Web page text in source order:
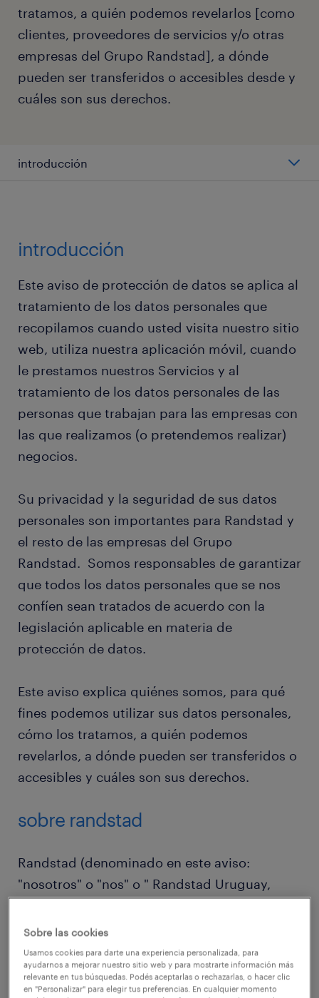
tratamos, a quién podemos revelarlos [como
clientes, proveedores de servicios y/o otras
empresas del Grupo Randstad], a dónde
pueden ser transferidos o accesibles desde y
cuáles son sus derechos.
introducción
visitantes del sitio web
candidatos
colaborador de randstad
relaciones comerciales
tecnologías en RRHH
¿Con quién compartimos tus datos personales?
tus derechos en materia de protección de datos
cambios en este aviso de protección de datos
introducción
Este aviso de protección de datos se aplica al
tratamiento de los datos personales que
recopilamos cuando usted visita nuestro sitio
web, utiliza nuestra aplicación móvil, cuando
le prestamos nuestros Servicios y al
tratamiento de los datos personales de las
personas que trabajan para las empresas con
las que realizamos (o pretendemos realizar)
negocios.
Su privacidad y la seguridad de sus datos
personales son importantes para Randstad y
el resto de las empresas del Grupo
Randstad. Somos responsables de garantizar
que todos los datos personales que se nos
confíen sean tratados de acuerdo con la
legislación aplicable en materia de
protección de datos.
Este aviso explica quiénes somos, para qué
fines podemos utilizar sus datos personales,
cómo los tratamos, a quién podemos
revelarlos, a dónde pueden ser transferidos o
accesibles y cuáles son sus derechos.
sobre randstad
Randstad (denominado en este aviso:
"nosotros" o "nos" o " Randstad Uruguay,
este aviso de protección de datos (dichos
datos personales a veces también se
denominan "información").
Sobre las cookies
Usamos cookies para darte una experiencia personalizada, para
ayudarnos a mejorar nuestro sitio web y para mostrarte información más
relevante en tus búsquedas. Podés aceptarlas o rechazarlas, o hacer clic
en "Personalizar" para elegir tus preferencias. En cualquier momento